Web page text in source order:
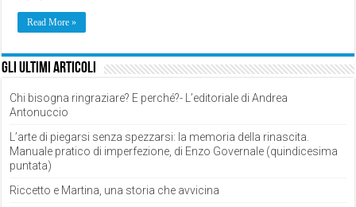
Read More »
Gli ultimi articoli
Chi bisogna ringraziare? E perché?- L’editoriale di Andrea
Antonuccio
L’arte di piegarsi senza spezzarsi: la memoria della rinascita.
Manuale pratico di imperfezione, di Enzo Governale (quindicesima
puntata)
Riccetto e Martina, una storia che avvicina